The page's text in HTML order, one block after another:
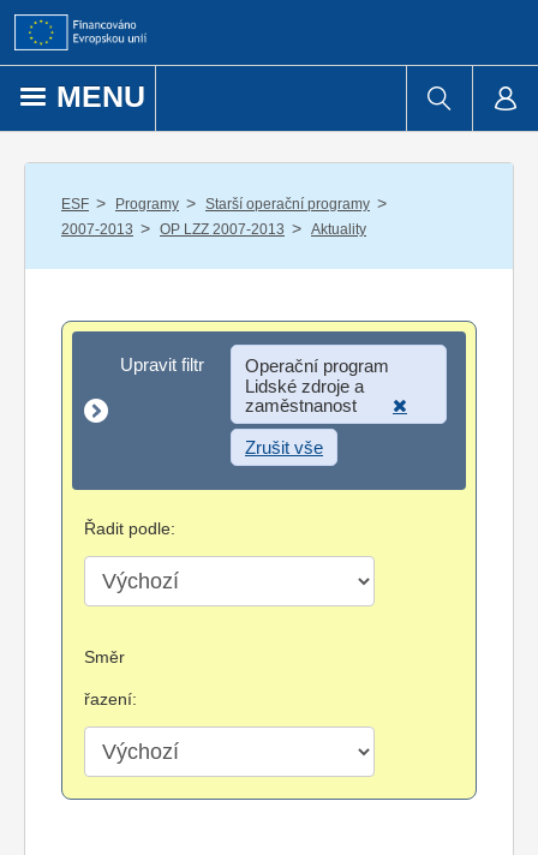
Přejít k obsahu
MENU
ESF / Programy / Starší operační programy /
2007-2013 / OP LZZ 2007-2013 / Aktuality
Upravit filtr
Upravit filtr
Operační program
Lidské zdroje a
zaměstnanost
Zrušit vše
Řadit podle:
Směr
řazení: